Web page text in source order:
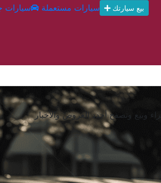
سيارات سيارات مستعملة بيع سيارتك
وبيع وتصفح أجدد العروض والأخبار